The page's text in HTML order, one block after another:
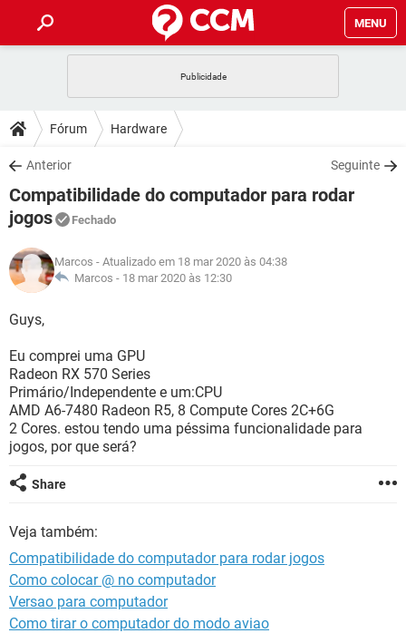
MENU
CELULAR
OUTLOOK
INSTAGRAM GMAIL
GUIA DE COMPRAS
DICAS
JOGOS
OUTLOOK
GUIA DE COMPRAS
DOWNLOADS
JOGOS WHATSAPP
CELULAR
OUTLOOK EXCEL
INSTAGRAM
GUIA DE COMPRAS
FÓRUM
CELULAR FACEBOOK
GUIA DE COMPRAS
GLOSSÁRIO
JOGOS
CELULAR
OUTLOOK
INSTAGRAM
GUIA DE COMPRAS
Fórum Hardware
Anterior Seguinte
Compatibilidade do computador para rodar
jogos
Fechado
Marcos - Atualizado em 18 mar 2020 às 04:38
Marcos - 18 mar 2020 às 12:30
Guys,
Eu comprei uma GPU
Radeon RX 570 Series
Primário/Independente e um:CPU
AMD A6-7480 Radeon R5, 8 Compute Cores 2C+6G
2 Cores. estou tendo uma péssima funcionalidade para
jogos, por que será?
Share
Veja também:
Compatibilidade do computador para rodar jogos
Como colocar @ no computador
Versao para computador
Como tirar o computador do modo aviao